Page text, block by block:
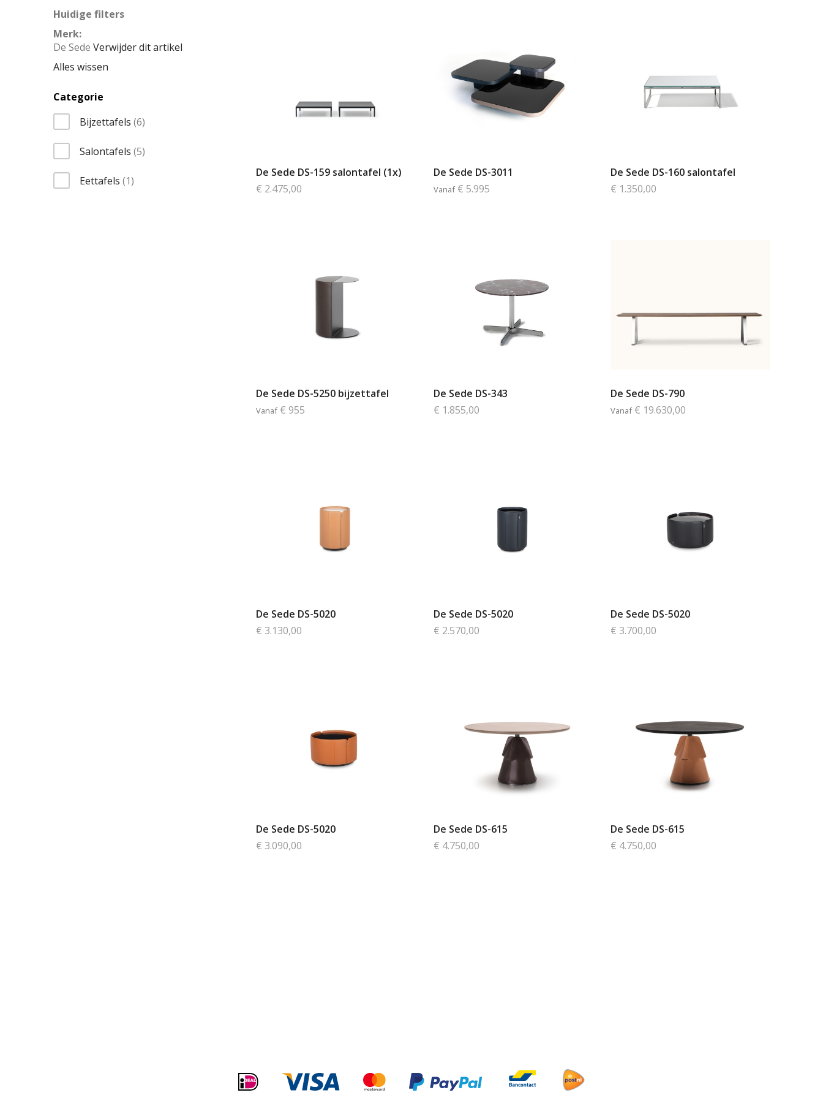
De Sede DS-159 salontafel (1x)
€ 2.475,00
De Sede DS-3011
Vanaf € 5.995
De Sede DS-160 salontafel
€ 1.350,00
De Sede DS-5250 bijzettafel
Vanaf € 955
De Sede DS-343
€ 1.855,00
De Sede DS-790
Vanaf € 19.630,00
De Sede DS-5020
€ 3.130,00
De Sede DS-5020
€ 2.570,00
De Sede DS-5020
€ 3.700,00
De Sede DS-5020
€ 3.090,00
De Sede DS-615
€ 4.750,00
De Sede DS-615
€ 4.750,00
Huidige filters
Merk
De Sede Verwijder dit artikel
Alles wissen
Categorie
Bijzettafels 6items
Salontafels 5items
Eettafels 1item